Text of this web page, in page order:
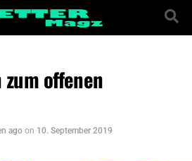
offenen
ago on 10. September 2019